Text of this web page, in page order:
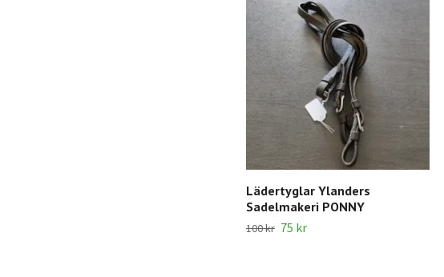
Lädertyglar Ylanders
Sadelmakeri PONNY
100 kr 75 kr